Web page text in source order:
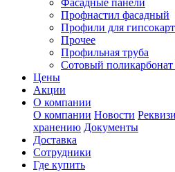
Фасадные панели
Профнастил фасадный
Профили для
Прочее
Профильная труба
Сотовый
Цены
Акции
О компании
О компании Новости
хранению Документы
Доставка
Сотрудники
Где купить